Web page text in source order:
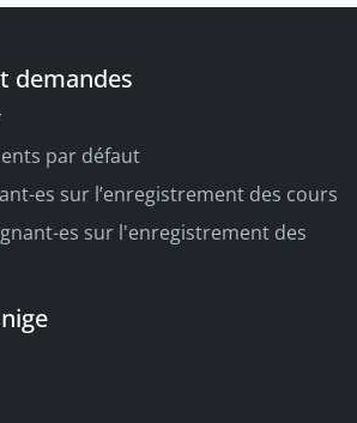
demandes
par défaut
es sur l’enregistrement des cours
es sur l'enregistrement des